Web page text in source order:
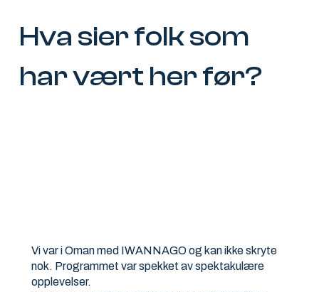
Hva sier folk som
har vært her før?
Vi var i Oman med IWANNAGO og kan ikke skryte
nok. Programmet var spekket av spektakulære
opplevelser.